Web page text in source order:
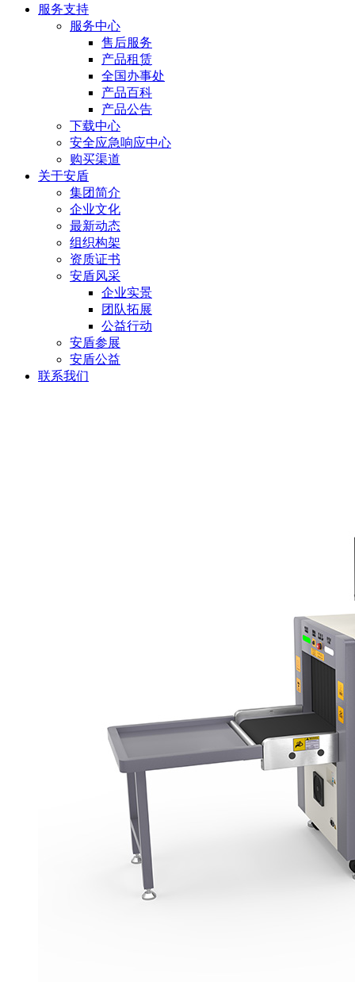
服务支持
服务中心
售后服务
产品租赁
全国办事处
产品百科
产品公告
下载中心
安全应急响应中心
购买渠道
关于安盾
集团简介
企业文化
最新动态
组织构架
资质证书
安盾风采
企业实景
团队拓展
公益行动
安盾参展
安盾公益
联系我们